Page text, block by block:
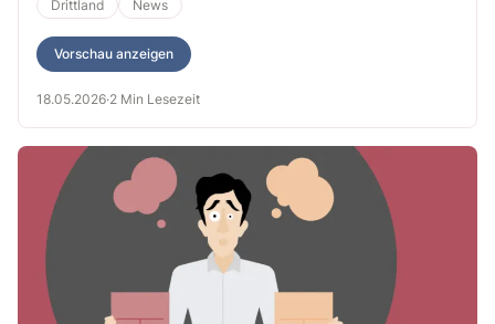
Empfängers. Das bedeutet in vielen Fällen, dass die Leistung in
Deutschland nicht steuerbar ist.
Drittland News
Vorschau anzeigen
18.05.2026·2 Min Lesezeit